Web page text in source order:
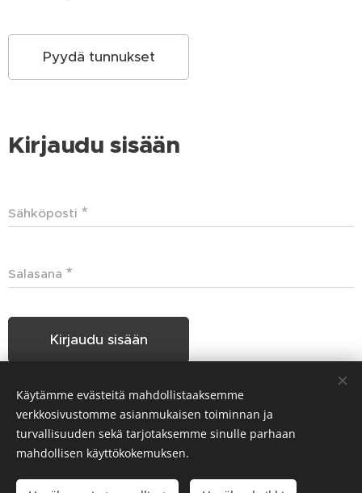
Pyydä tunnukset
Kirjaudu sisään
Sähköposti
Salasana
Kirjaudu sisään
Unohditko salasanasi?
Hakunilan Seudun Koiraharrastajat HSKH ry
Käytämme evästeitä mahdollistaaksemme
verkkosivustomme asianmukaisen toiminnan ja
turvallisuuden sekä tarjotaksemme sinulle parhaan
mahdollisen käyttökokemuksen.